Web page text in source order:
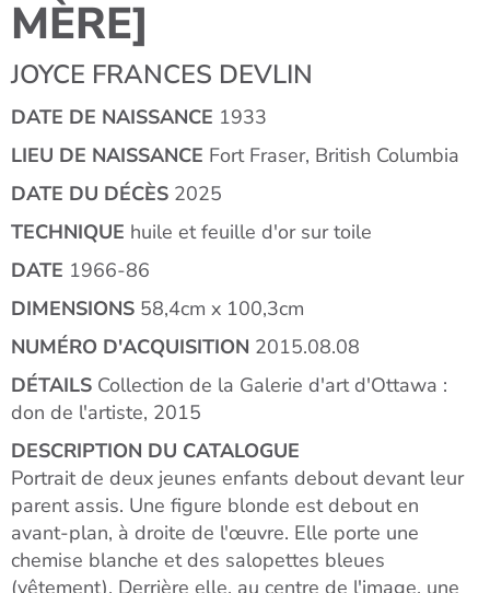
MÈRE]
JOYCE FRANCES DEVLIN
DATE DE NAISSANCE 1933
LIEU DE NAISSANCE Fort Fraser, British Columbia
DATE DU DÉCÈS 2025
TECHNIQUE huile et feuille d'or sur toile
DATE 1966-86
DIMENSIONS 58,4cm x 100,3cm
NUMÉRO D'ACQUISITION 2015.08.08
DÉTAILS Collection de la Galerie d'art d'Ottawa :
don de l'artiste, 2015
DESCRIPTION DU CATALOGUE
Portrait de deux jeunes enfants debout devant leur
parent assis. Une figure blonde est debout en
avant-plan, à droite de l'œuvre. Elle porte une
chemise blanche et des salopettes bleues